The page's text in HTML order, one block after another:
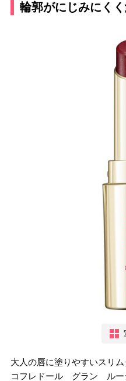
輪郭がにじみにく
大人の唇に塗りやすいスリ
コフレドール グラン ルー